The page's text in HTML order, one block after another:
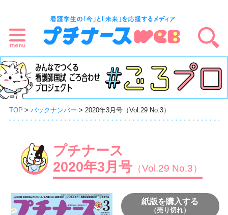
TOP バックナンバー 2020年3月号（Vol.29 No.3）
プチナース
2020年3月号（Vol.29 No.3）
紙版を購入する
（売り切れ）